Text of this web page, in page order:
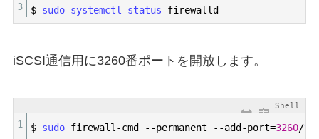
3
$ sudo systemctl status firewalld
iSCSI通信用に3260番ポートを開放します。
Shell
1
$ sudo firewall -cmd --permanent --add -port=3260/